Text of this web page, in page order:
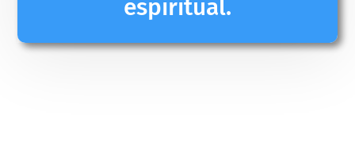
espiritual.